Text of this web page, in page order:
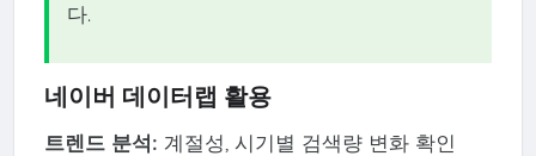
다.
네이버 데이터랩 활용
트렌드 분석: 계절성, 시기별 검색량 변화 확인